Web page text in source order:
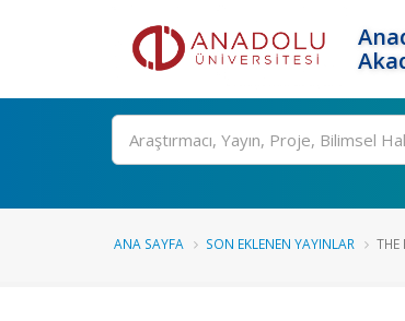
Ara
ANA SAYFA SON EKLENEN YAYINLAR THE